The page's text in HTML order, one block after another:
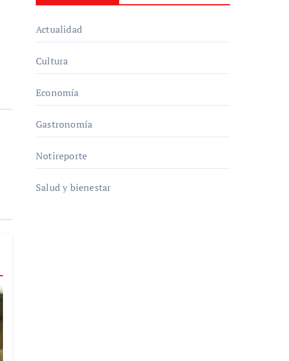
Actualidad
Cultura
Economía
Gastronomía
Notireporte
Salud y bienestar